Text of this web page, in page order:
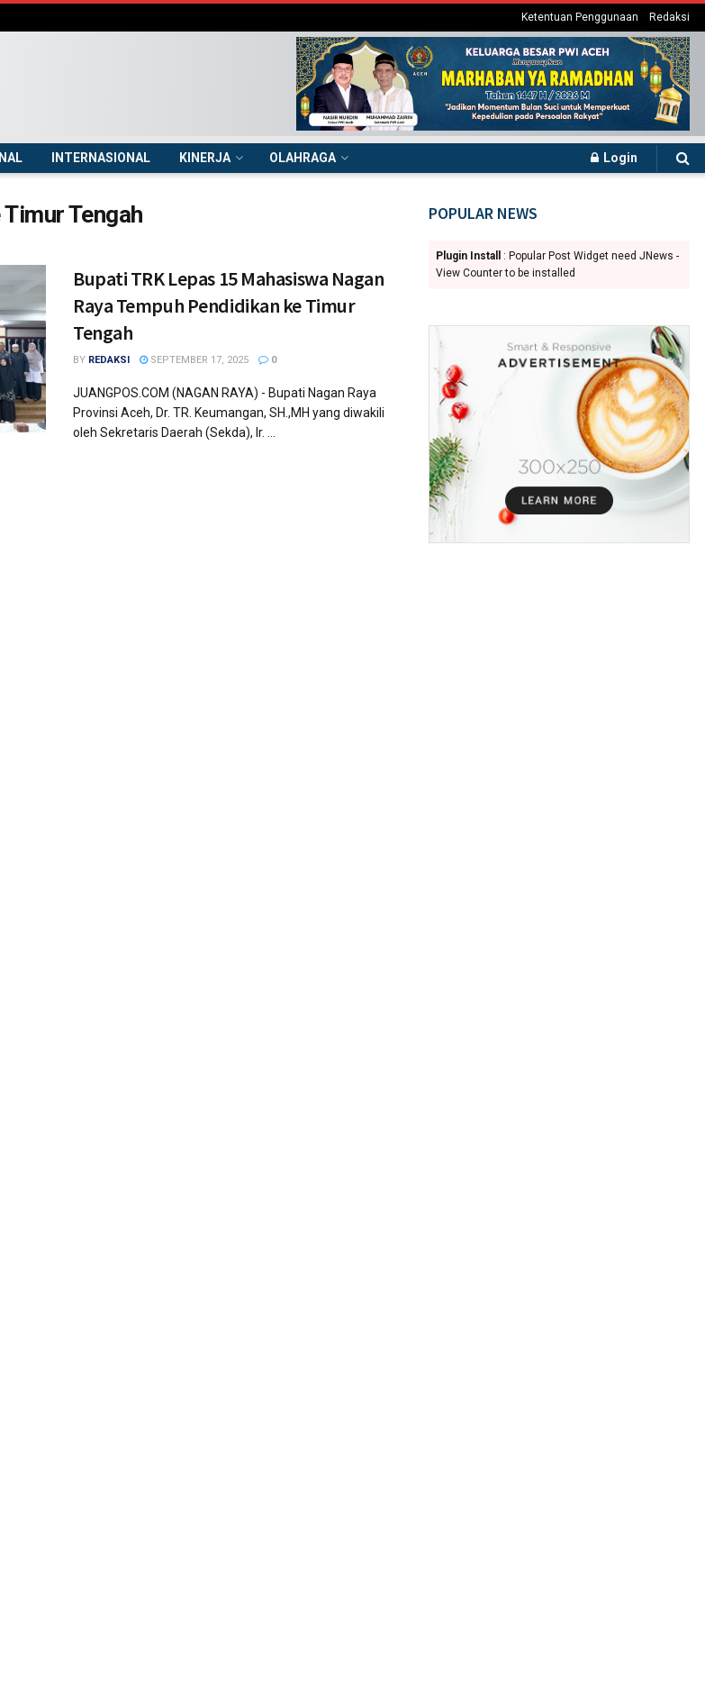
Ketentuan Penggunaan Redaksi
INTERNASIONAL KINERJA OLAHRAGA Login
Tengah
Bupati TRK Lepas 15 Mahasiswa Nagan
Raya Tempuh Pendidikan ke Timur
Tengah
BY REDAKSI SEPTEMBER 17, 2025 0
JUANGPOS.COM (NAGAN RAYA) - Bupati Nagan Raya
Provinsi Aceh, Dr. TR. Keumangan, SH.,MH yang diwakili
oleh Sekretaris Daerah (Sekda), Ir. ...
POPULAR NEWS
Plugin Install
: Popular Post Widget need JNews -
View Counter to be installed